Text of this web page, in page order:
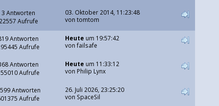
3 Antworten
Aufrufe
03. Oktober 2014, 11:23:48
von tomtom
Antworten
Aufrufe
Heute um 19:57:42
von failsafe
Antworten
Aufrufe
Heute um 11:33:12
von Philip Lynx
Antworten
Aufrufe
26. Juli 2026, 23:25:20
von SpaceSil